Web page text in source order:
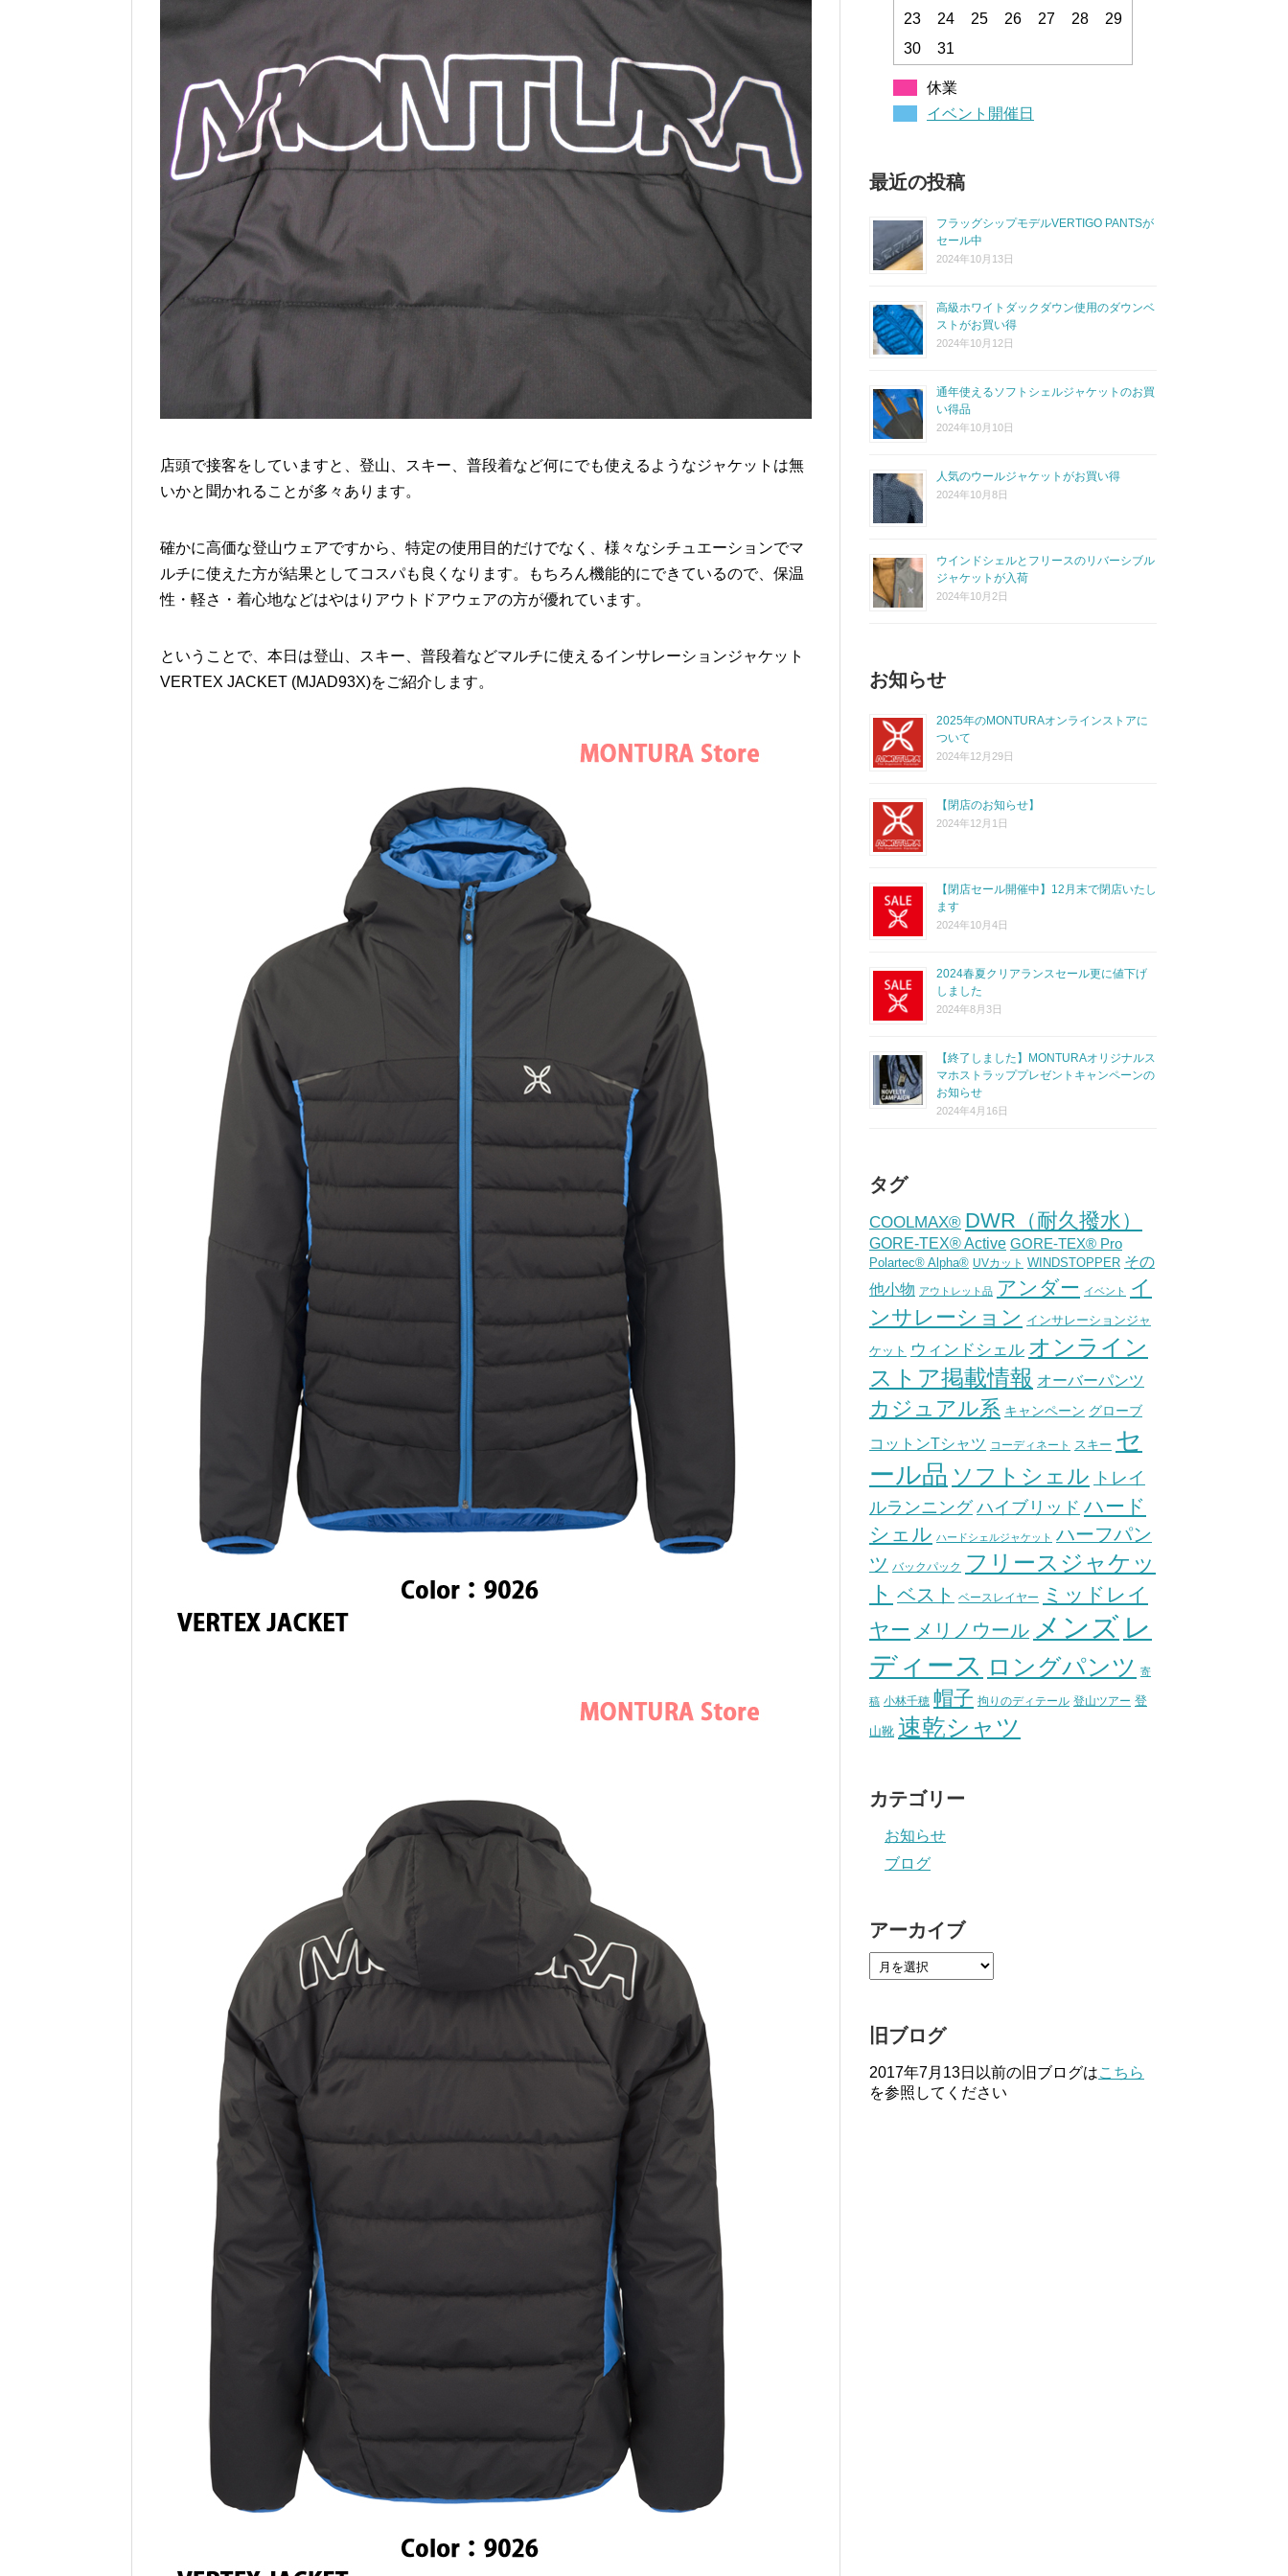
店頭で接客をしていますと、登山、スキー、普段着など何にでも使えるようなジャケットは無
いかと聞かれることが多々あります。
確かに高価な登山ウェアですから、特定の使用目的だけでなく、様々なシチュエーションでマ
ルチに使えた方が結果としてコスパも良くなります。もちろん機能的にできているので、保温
性・軽さ・着心地などはやはりアウトドアウェアの方が優れています。
ということで、本日は登山、スキー、普段着などマルチに使えるインサレーションジャケット
VERTEX JACKET (MJAD93X)をご紹介します。
23 24 25 26 27 28
29
30
31
休業
イベント開催日
最近の投稿
フラッグシップモデルVERTIGO PANTSが
セール中
2024年10月13日
高級ホワイトダックダウン使用のダウンベ
ストがお買い得
2024年10月12日
通年使えるソフトシェルジャケットのお買
い得品
2024年10月10日
人気のウールジャケットがお買い得
2024年10月8日
ウインドシェルとフリースのリバーシブル
ジャケットが入荷
2024年10月2日
お知らせ
2025年のMONTURAオンラインストアに
ついて
2024年12月29日
【閉店のお知らせ】
2024年12月1日
【閉店セール開催中】12月末で閉店いたし
ます
2024年10月4日
2024春夏クリアランスセール更に値下げ
しました
2024年8月3日
【終了しました】MONTURAオリジナルス
マホストラッププレゼントキャンペーンの
お知らせ
2024年4月16日
タグ
COOLMAX® DWR（耐久撥水）
GORE-TEX® Active GORE-TEX® Pro
Polartec® Alpha® UVカット WINDSTOPPER その
他小物 アウトレット品 アンダー イベント
イ
ンサレーション インサレーションジャ
ケット ウィンドシェル オンライン
ストア掲載情報 オーバーパンツ
カジュアル系 キャンペーン グローブ
コットンTシャツ コーディネート スキー セ
ール品 ソフトシェル トレイ
ルランニング ハイブリッド ハード
シェル ハードシェルジャケット ハーフパン
ツ バックパック
フリースジャケッ
ト ベスト ベースレイヤー
ミッドレイ
ヤー メリノウール メンズ レ
ディース ロングパンツ 寄
稿 小林千穂 帽子 拘りのディテール 登山ツアー 登
山靴 速乾シャツ
カテゴリー
お知らせ
ブログ
アーカイブ
旧ブログ
2017年7月13日以前の旧ブログはこちら
を参照してください